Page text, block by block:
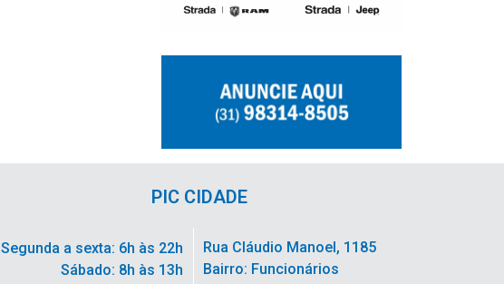
PIC CIDADE
Segunda a sexta: 6h às 22h
Sábado: 8h às 13h
Rua Cláudio Manoel, 1185
Bairro: Funcionários